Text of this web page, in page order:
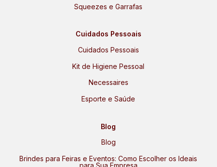
Squeezes e Garrafas
Cuidados Pessoais
Cuidados Pessoais
Kit de Higiene Pessoal
Necessaires
Esporte e Saúde
Blog
Blog
Brindes para Feiras e Eventos: Como Escolher os Ideais
para Sua Empresa